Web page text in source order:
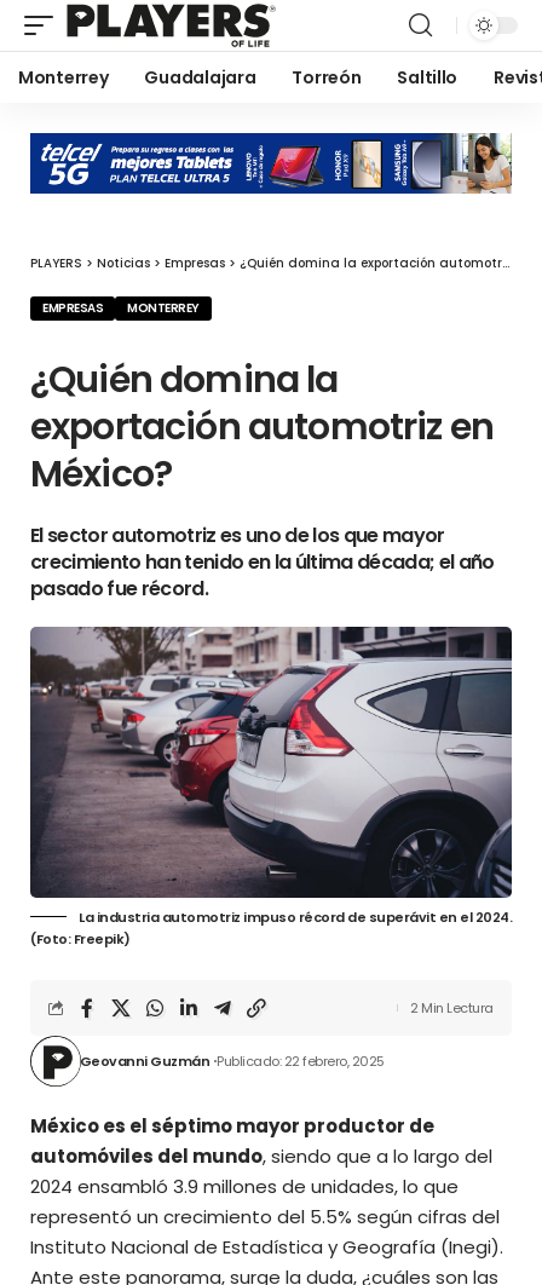
Monterrey Guadalajara Torreón Saltillo
PLAYERS > Noticias > Empresas > ¿Quién domina la exportación automotriz en México?
EMPRESAS MONTERREY
¿Quién domina la
exportación automotriz en
México?
El sector automotriz es uno de los que mayor
crecimiento han tenido en la última década; el año
pasado fue récord.
La industria automotriz impuso récord de superávit en el 2024.
(Foto: Freepik)
Geovanni Guzmán Publicado: 22 febrero, 2025
2 Min Lectura
México es el séptimomayor productor de
automóviles del mundo, siendo que a lo largo del
2024 ensambló 3.9 millones de unidades, lo que
representó un crecimiento del 5.5% según cifras del
Instituto Nacional de Estadística y Geografía (Inegi).
Ante este panorama, surge la duda, ¿cuáles son las